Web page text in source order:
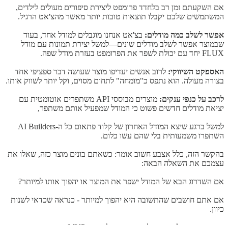
אם השקעתם זמן רב בלחדד פרומפט ליצירת סיפורים מעולים לילדים,
המשתמשים שלכם יקבלו תוצאות טובות יותר מאשר מהצ'אט הרגיל.
אפשר לשלב כמה מודלים: בצ'אט אנחנו מוגבלים למודל אחד, בעוד
שבמוצר אפשר לשלב מודלים שונים—למשל יצירת תמונות עם מודל
FLUX יחד עם יכולת לשפר את הפרומפט בעזרת מודל שפה.
האספקט השיווקי: לרוב אנשים יעדיפו מוצר שעושה דבר ספציפי אחד
בצורה מעולה. הוא נתפס כ"מומחה" לתחום מסוים, וקל יותר לשווק אותו.
לרכב על כנפי ענקים:
מוצרים מבוססי API משתפרים אוטומטית עם
יציאת מודלים חדשים פשוט כי המודל שמפעיל אותם משתפר,
למשל ברגע שיצא המודל האחרון של קלוד פתאום כל ה-AI Builders
השתפרו משמעותית בלי שהם עשו כלום.
בהקשר הזה, כלל אצבע חשוב אומר: כשאתם בונים מוצר כזה, שאלו את
עצמכם את השאלה הבאה:
אם השדרוג הבא של המודל ישפר את המוצר או יהפוך אותו למיותר?
אם אתם חושבים שהתשובה היא יהפוך למיותר - כנראה שכדאי לשנות
כיוון.